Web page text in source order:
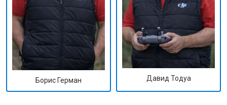
Борис Герман Давид Тодуа